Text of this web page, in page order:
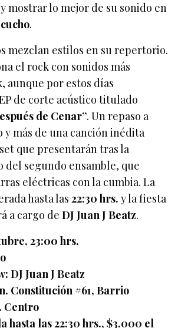
mostrar lo mejor de su sonido en
.
mezclan estilos en su repertorio.
el rock con sonidos más
aunque por estos días
de corte acústico titulado
de Cenar”. Un repaso a
y más de una canción inédita
que presentarán tras la
del segundo ensamble, que
eléctricas con la cumbia. La
hasta las22:30 hrs. y la fiesta
a cargo deDJ Juan J Beatz.
23:00 hrs.
DJ Juan J Beatz
Constitución #61, Barrio
Centro
hasta las 22:30 hrs., $3.000 el